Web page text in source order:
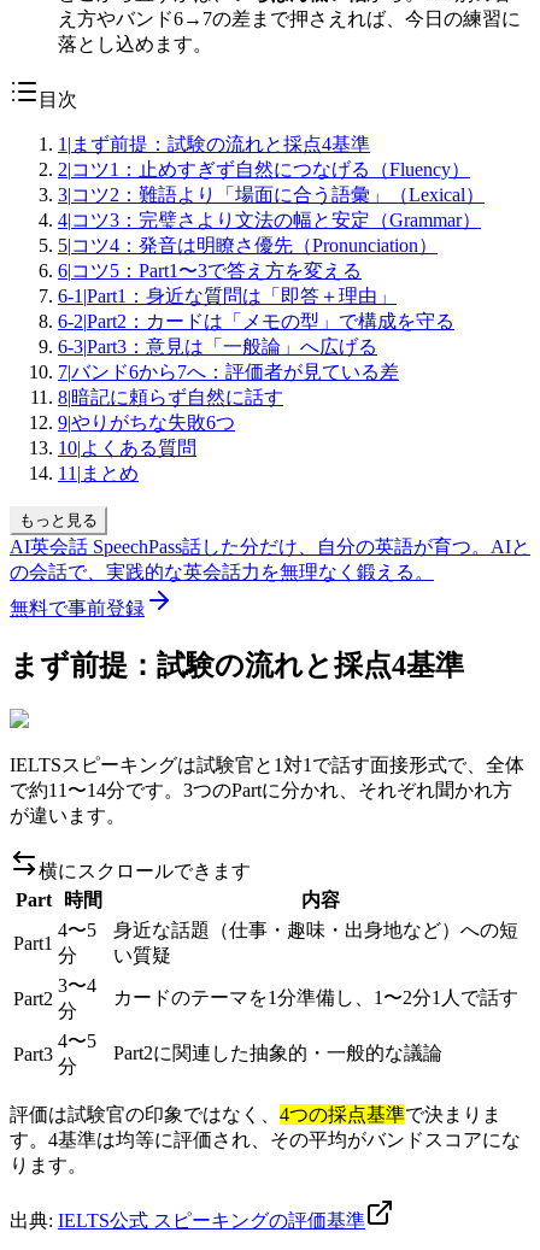
え方やバンド6→7の差まで押さえれば、今日の練習に
落とし込めます。
目次
1 | まず前提：試験の流れと採点4基準
2|コツ1：止めすぎず自然につなげる（Fluency）
3|コツ2：難語より「場面に合う語彙」（Lexical）
4|コツ3：完璧さより文法の幅と安定（Grammar）
5|コツ4：発音は明瞭さ優先（Pronunciation）
6|コツ5：Part1〜3で答え方を変える
6-1 |Part1：身近な質問は「即答＋理由」
6-2|Part2：カードは「メモの型」で構成を守る
6-3|Part3：意見は「一般論」へ広げる
7|バンド6から7へ：評価者が見ている差
8|暗記に頼らず自然に話す
9|やりがちな失敗6つ
10|よくある質問
11 | まとめ
もっと見る
AI英会話 SpeechPass話した分だけ、自分の英語が育つ。 AIと
の会話で、実践的な英会話力を無理なく鍛える。
無料で事前登録
まず前提：試験の流れと採点4基準
IELTSスピーキングは試験官と1対1で話す面接形式で、全体
で約11〜14分です。3つのPartに分かれ、それぞれ聞かれ方
が違います。
横にスクロールできます
Part
時間 内容
Part1
4〜5
分
身近な話題（仕事・趣味・出身地など）への短
い質疑
Part2
3〜4
分
カードのテーマを1分準備し、1〜2分1人で話す
Part3
4〜5
分
Part2に関連した抽象的・一般的な議論
評価は試験官の印象ではなく、 4つの採点基準で決まりま
す。4基準は均等に評価され、その平均がバンドスコアにな
ります。
出典: IELTS公式 スピーキングの評価基準